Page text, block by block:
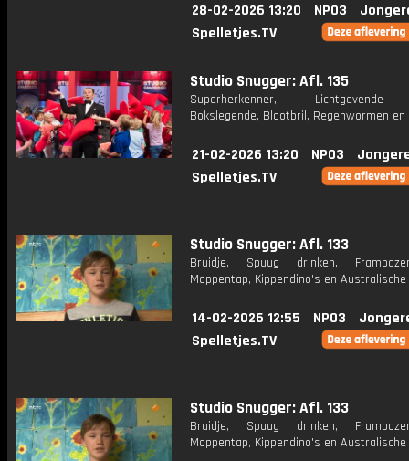
28-02-2026 13:20 NPO3
Spelletjes.TV
Studio Snugger: Afl. 135
Superherkenner, Lichtgevende
Bokslegende, Blootbril, Regenwormen
21-02-2026 13:20 NPO3
Spelletjes.TV
Studio Snugger: Afl. 133
Bruidje, Spuug drinken,
Moppentap, Kippendino's en
14-02-2026 12:55 NPO3
Spelletjes.TV
Studio Snugger: Afl. 133
Bruidje, Spuug drinken,
Moppentap, Kippendino's en